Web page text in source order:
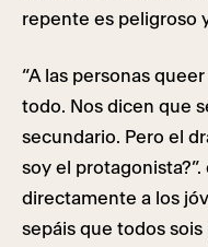
repente es peligroso
“A las personas
todo. Nos dicen que
secundario. Pero el
soy el
directamente a los
sepáis que todos sois